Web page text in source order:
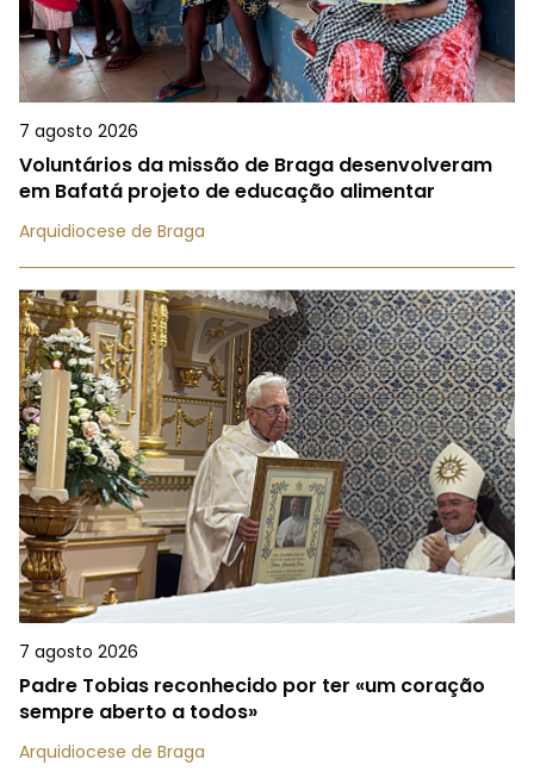
7 agosto 2026
Voluntários da missão de Braga desenvolveram
em Bafatá projeto de educação alimentar
Arquidiocese de Braga
7 agosto 2026
Padre Tobias reconhecido por ter «um coração
sempre aberto a todos»
Arquidiocese de Braga